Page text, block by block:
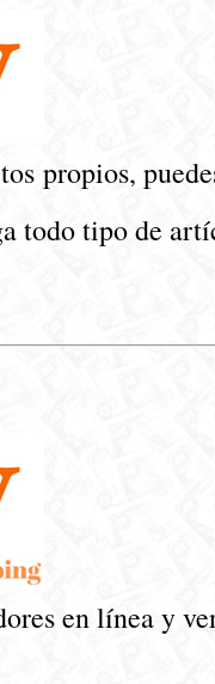
propios,
todo tipo de
en línea y